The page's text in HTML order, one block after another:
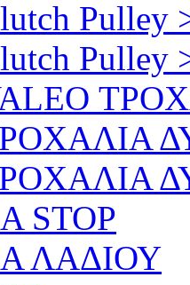
Pulley
Pulley
STOP
ΛΑΔΙΟΥ